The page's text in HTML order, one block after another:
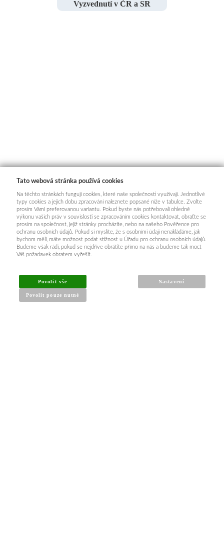
Vyzvednutí v ČR a SR
Tato webová stránka používá cookies
Na těchto stránkách fungují cookies, které naše společnosti využívají. Jednotlivé
typy cookies a jejich dobu zpracování naleznete popsané níže v tabulce. Zvolte
prosím Vámi preferovanou variantu. Pokud byste nás potřebovali ohledně
výkonu vašich práv v souvislosti se zpracováním cookies kontaktovat, obraťte se
prosím na společnost, jejíž stránky procházíte, nebo na našeho Pověřence pro
ochranu osobních údajů. Pokud si myslíte, že s osobními údaji nenakládáme, jak
bychom měli, máte možnost podat stížnost u Úřadu pro ochranu osobních údajů.
Budeme však rádi, pokud se nejdříve obrátíte přímo na nás a budeme tak moct
Váš požadavek obratem vyřešit.
Povolit vše
Povolit pouze nutné
Nastavení